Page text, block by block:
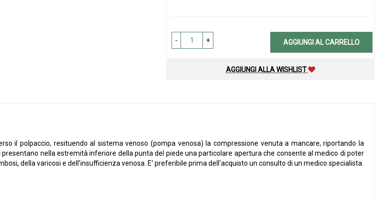
- + AGGIUNGI AL CARRELLO
AGGIUNGI ALLA WISHLIST
il polpaccio, resituendo al sistema venoso (pompa venosa) la compressione venuta a mancare, riportando la
nella estremità inferiore della punta del piede una particolare apertura che consente al medico di poter
della varicosi e dell’insufficienza venosa. E' preferibile prima dell'acquisto un consulto di un medico specialista.